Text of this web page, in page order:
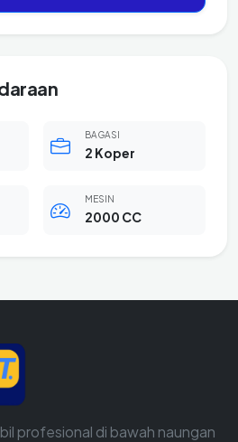
BAGASI
2 Koper
MESIN
2000 CC
profesional di bawah naungan